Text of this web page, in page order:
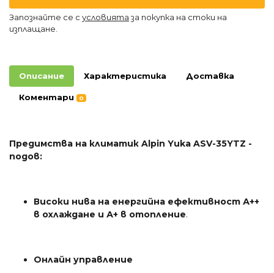
Запознайте се с условията за покупка на стоки на
изплащане.
Описание Характеристика Доставка
Коментари 0
Предимства на климатик Alpin Yuka ASV-35YTZ -
подов:
Високи нива на енергийна ефективност А++
в охлаждане и А+ в отопление.
Онлайн управление